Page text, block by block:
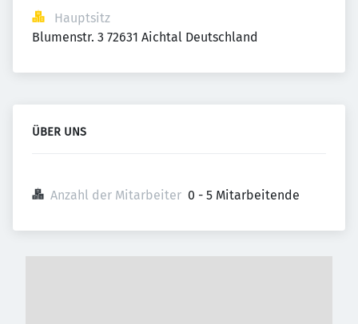
Hauptsitz
Blumenstr. 3 72631 Aichtal Deutschland
ÜBER UNS
Anzahl der Mitarbeiter 0 - 5 Mitarbeitende